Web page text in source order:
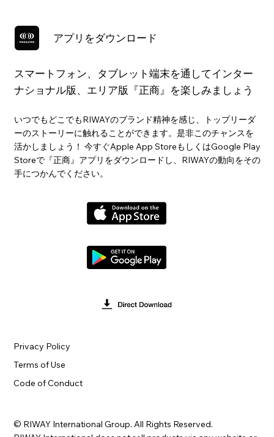
アプリをダウンロード
スマートフォン、タブレット端末を通してインター
ナショナル版、エリア版『正商』を楽しみましょう
いつでもどこでもRIWAYのブランド精神を感じ、トップリーダ
ーのストーリーに触れることができます。是非このチャンスを
活かしましょう！ 今すぐApple App StoreもしくはGoogle Play
Storeで『正商』アプリをダウンロードし、RIWAYの動向をその
手につかんでください。
Terms of Use
Privacy Policy
Code of Conduct
© RIWAY International Group. All Rights Reserved.